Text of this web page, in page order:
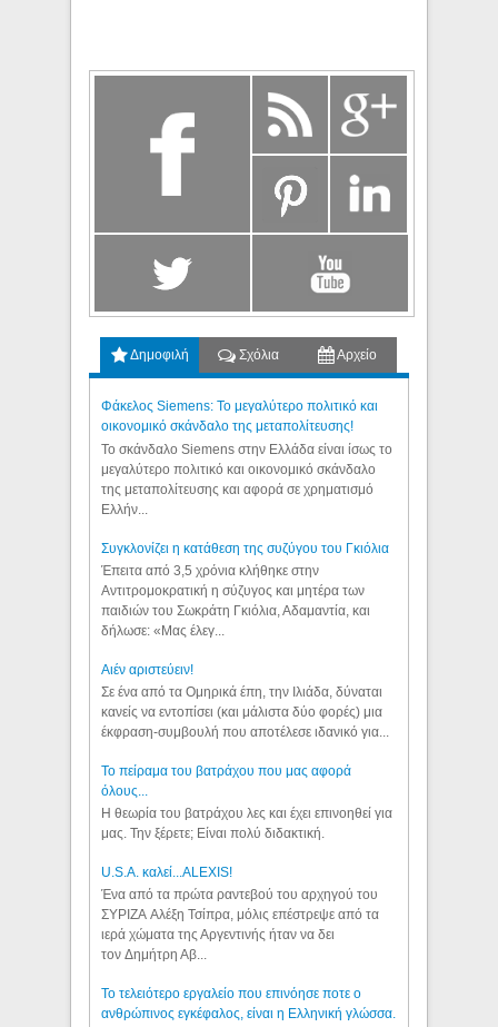
Δημοφιλή Σχόλια Αρχείο
Φάκελος Siemens: Το μεγαλύτερο πολιτικό και
οικονομικό σκάνδαλο της μεταπολίτευσης!
Το σκάνδαλο Siemens στην Ελλάδα είναι ίσως το
μεγαλύτερο πολιτικό και οικονομικό σκάνδαλο
της μεταπολίτευσης και αφορά σε χρηματισμό
Ελλήν...
Συγκλονίζει η κατάθεση της συζύγου του Γκιόλια
Έπειτα από 3,5 χρόνια κλήθηκε στην
Αντιτρομοκρατική η σύζυγος και μητέρα των
παιδιών του Σωκράτη Γκιόλια, Αδαμαντία, και
δήλωσε: «Μας έλεγ...
Aιέν αριστεύειν!
Σε ένα από τα Ομηρικά έπη, την Ιλιάδα, δύναται
κανείς να εντοπίσει (και μάλιστα δύο φορές) μια
έκφραση-συμβουλή που αποτέλεσε ιδανικό για...
Το πείραμα του βατράχου που μας αφορά
όλους...
Η θεωρία του βατράχου λες και έχει επινοηθεί για
μας. Την ξέρετε; Είναι πολύ διδακτική.
U.S.A. καλεί...ALEXIS!
Ένα από τα πρώτα ραντεβού του αρχηγού του
ΣΥΡΙΖΑ Αλέξη Τσίπρα, μόλις επέστρεψε από τα
ιερά χώματα της Αργεντινής ήταν να δει
τον Δημήτρη Αβ...
Το τελειότερο εργαλείο που επινόησε ποτε ο
ανθρώπινος εγκέφαλος, είναι η Ελληνική γλώσσα.